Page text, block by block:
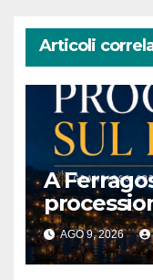
Articoli
A
AGO 9, 2026